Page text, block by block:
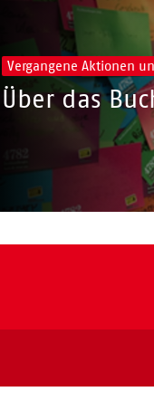
Vergangene Aktionen
Über das